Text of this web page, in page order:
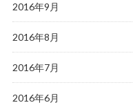
2016年9月
2016年8月
2016年7月
2016年6月